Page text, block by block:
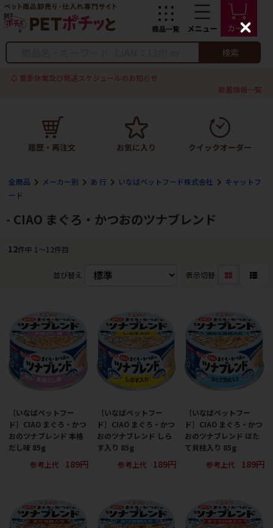
検索
夏季休業及び発送スケジュールのお知らせ
新着情報一覧
全商品 メーカー別 あ 行 いなばペットフード株式会社
キャットフ
ード
CIAO まぐろ・かつおのツナブレンド
12件中 1〜12件目
並び替え 表示切替
［いなばペットフー
ド］CIAO まぐろ・かつ
おのツナブレンド 本格
だし味 85g
参考上代
189円
［いなばペットフー
ド］CIAO まぐろ・かつ
おのツナブレンド しら
す入り 85g
参考上代
189円
［いなばペットフー
ド］CIAO まぐろ・かつ
おのツナブレンド ほた
て貝柱入り 85g
参考上代
189円
C
l
s